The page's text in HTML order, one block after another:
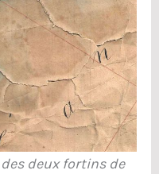
deux fortins de